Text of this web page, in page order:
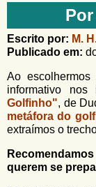
h
o
M
e
u
r
m
u
l
á
r
i
u
i
a
n
o
G
o
f
i
Escrito por: M.
Publicado em:
Ao
informativo
Golfinho", de
metáfora do
extraímos o
querem se